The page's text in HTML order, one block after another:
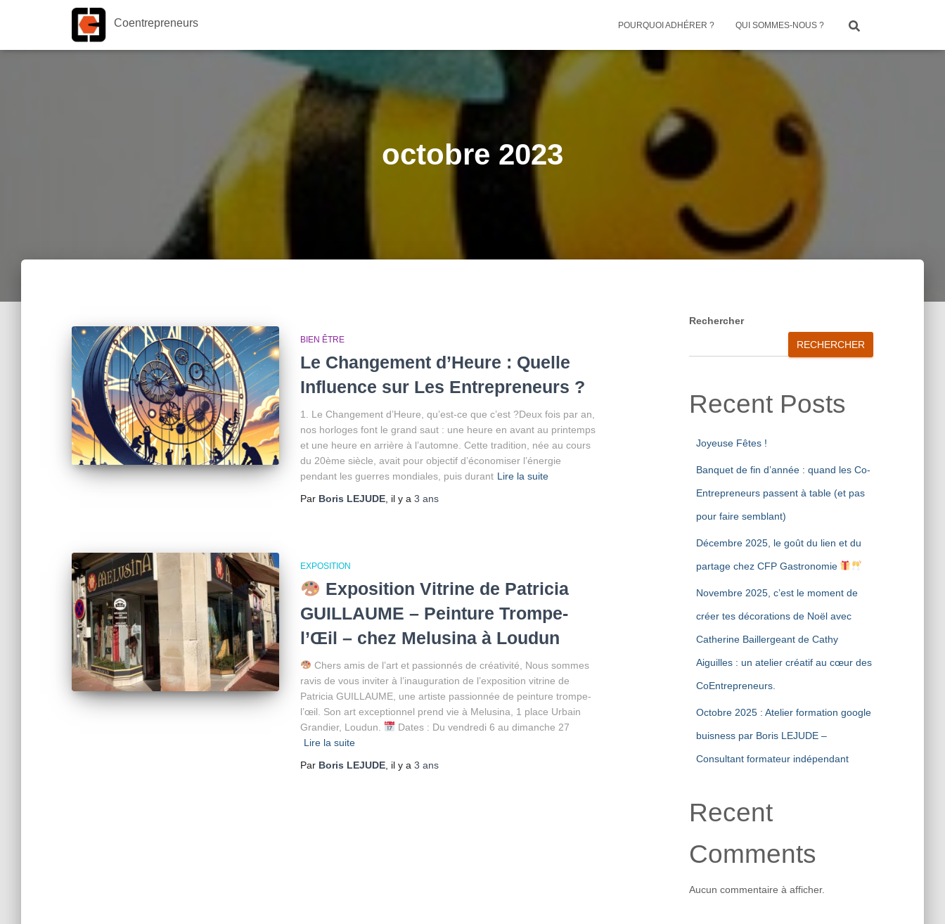
Coentrepreneurs POURQUOI ADHÉRER ? QUI SOMMES-NOUS ?
octobre 2023
BIEN ÊTRE
Le Changement d’Heure : Quelle
Influence sur Les Entrepreneurs ?
1. Le Changement d’Heure, qu’est-ce que c’est ?Deux fois par an,
nos horloges font le grand saut : une heure en avant au printemps
et une heure en arrière à l’automne. Cette tradition, née au cours
du 20ème siècle, avait pour objectif d’économiser l’énergie
pendant les guerres mondiales, puis durant Lire la suite
Par Boris LEJUDE , il y a 3 ans
EXPOSITION
Exposition Vitrine de Patricia
GUILLAUME – Peinture Trompe-
l’Œil – chez Melusina à Loudun
Chers amis de l’art et passionnés de créativité, Nous sommes
ravis de vous inviter à l’inauguration de l’exposition vitrine de
Patricia GUILLAUME, une artiste passionnée de peinture trompe-
l’œil. Son art exceptionnel prend vie à Melusina, 1 place Urbain
Grandier, Loudun.
Dates : Du vendredi 6 au dimanche 27
Lire la suite
Par Boris LEJUDE , il y a 3 ans
Rechercher
RECHERCHER
Recent Posts
Joyeuse Fêtes !
Banquet de fin d’année : quand les Co-
Entrepreneurs passent à table (et pas
pour faire semblant)
Décembre 2025, le goût du lien et du
partage chez CFP Gastronomie
Novembre 2025, c’est le moment de
créer tes décorations de Noël avec
Catherine Baillergeant de Cathy
Aiguilles : un atelier créatif au cœur des
CoEntrepreneurs.
Octobre 2025 : Atelier formation google
buisness par Boris LEJUDE –
Consultant formateur indépendant
Recent
Comments
Aucun commentaire à afficher.